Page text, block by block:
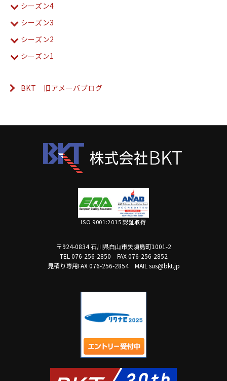
シーズン4
シーズン3
シーズン2
シーズン1
BKT 旧アメーバブログ
ISO 9001:2015 認証取得
〒924-0834 石川県白山市矢頃島町1001-2
TEL 076-256-2850
FAX 076-256-2852
見積り専用FAX 076-256-2854
MAIL sus@bkt.jp